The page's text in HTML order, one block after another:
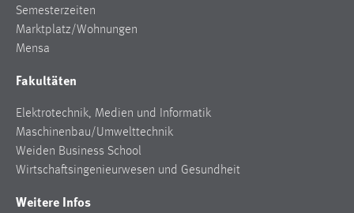
Semesterzeiten
Marktplatz/Wohnungen
Mensa
Fakultäten
Elektrotechnik, Medien und Informatik
Maschinenbau/Umwelttechnik
Weiden Business School
Wirtschaftsingenieurwesen und Gesundheit
Weitere Infos